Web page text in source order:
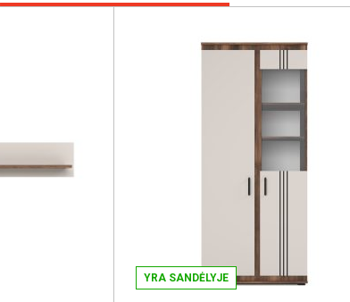
YRA SANDĖLYJE